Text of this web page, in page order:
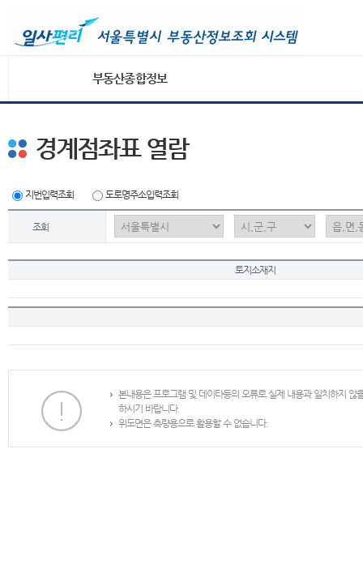
부동산종합정보
경계점좌표 열람
지번입력조회 도로명주소입력조회
조회
토지소재지
본내용은 프로그램 및 데이타등의 오류로 실제 내용과 일치하지
하시기 바랍니다.
위도면은 측량용으로 활용할 수 없습니다.